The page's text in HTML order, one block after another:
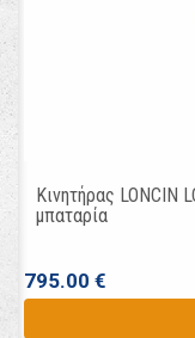
Κινητήρας LONCIN
μπαταρία
795.00 €